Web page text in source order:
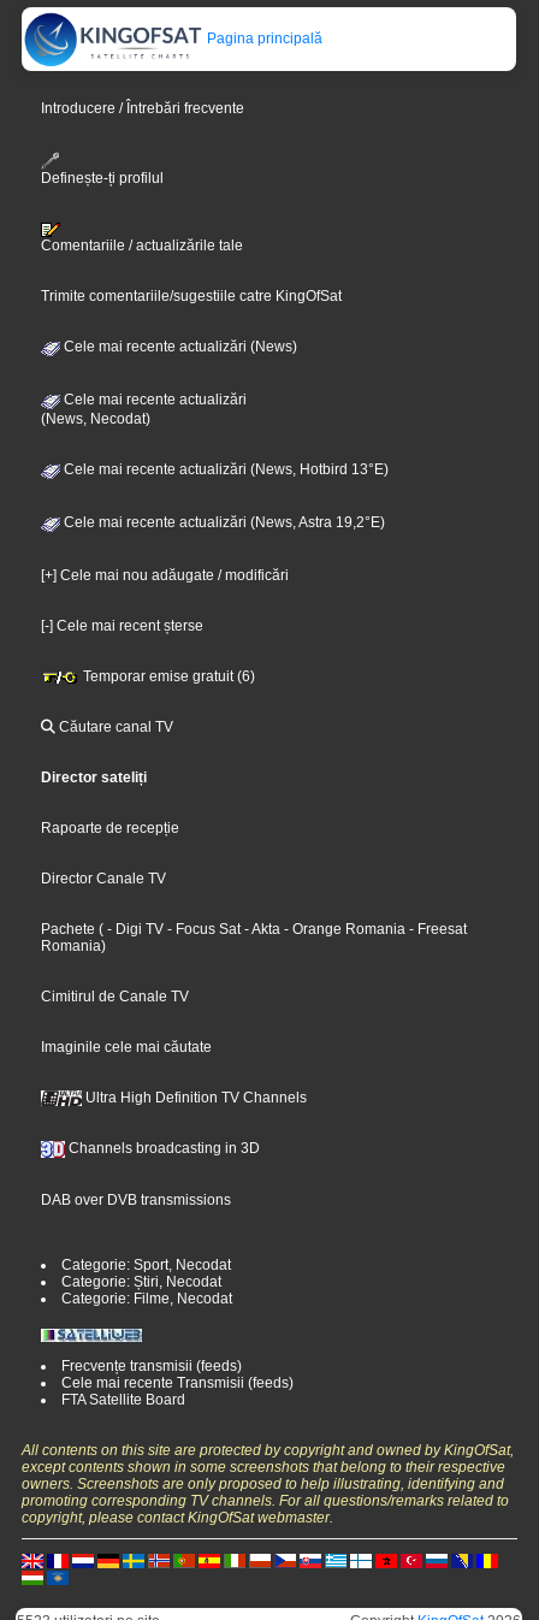
Pagina principală
Introducere / Întrebări frecvente
Definește-ți profilul
Comentariile / actualizările tale
Trimite comentariile/sugestiile catre KingOfSat
Cele mai recente actualizări (News)
Cele mai recente actualizări
(News, Necodat)
Cele mai recente actualizări (News, Hotbird 13°E)
Cele mai recente actualizări (News, Astra 19,2°E)
[+] Cele mai nou adăugate / modificări
[-] Cele mai recent șterse
Temporar emise gratuit (6)
Căutare canal TV
Director sateliți
Rapoarte de recepție
Director Canale TV
Pachete (- Digi TV - Focus Sat - Akta - Orange Romania - Freesat
Romania)
Cimitirul de Canale TV
Imaginile cele mai căutate
Ultra High Definition TV Channels
Channels broadcasting in 3D
DAB over DVB transmissions
Categorie: Sport, Necodat
Categorie: Știri, Necodat
Categorie: Filme, Necodat
Frecvențe transmisii (feeds)
Cele mai recente Transmisii (feeds)
FTA Satellite Board
All contents on this site are protected by copyright and owned by KingOfSat,
except contents shown in some screenshots that belong to their respective
owners. Screenshots are only proposed to help illustrating, identifying and
promoting corresponding TV channels. For all questions/remarks related to
copyright, please contact KingOfSat webmaster.